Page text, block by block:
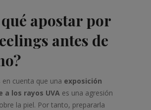
apostar por
antes de
cuenta que una exposición
a los rayos UVA es una agresión
la piel. Por tanto, prepararla